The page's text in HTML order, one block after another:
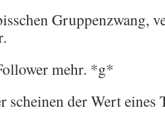
Gruppenzwang,
mehr. *g*
scheinen der Wert eines